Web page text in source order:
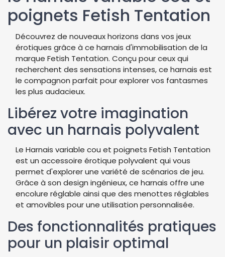
poignets Fetish Tentation
Découvrez de nouveaux horizons dans vos jeux
érotiques grâce à ce harnais d'immobilisation de la
marque Fetish Tentation. Conçu pour ceux qui
recherchent des sensations intenses, ce harnais est
le compagnon parfait pour explorer vos fantasmes
les plus audacieux.
Libérez votre imagination
avec un harnais polyvalent
Le Harnais variable cou et poignets Fetish Tentation
est un accessoire érotique polyvalent qui vous
permet d'explorer une variété de scénarios de jeu.
Grâce à son design ingénieux, ce harnais offre une
encolure réglable ainsi que des menottes réglables
et amovibles pour une utilisation personnalisée.
Des fonctionnalités pratiques
pour un plaisir optimal